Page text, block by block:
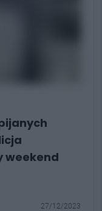
weekend
27/12/2023